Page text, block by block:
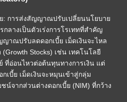
: การส่งสัญญาณปรับเปลี่ยนนโยบาย
กลางเป็นตัวเร่งการโรเททที่สำคัญ
ญาณปรับลดดอกเบี้ย เม็ดเงินจะไหล
Stocks) เช่น เทคโนโลยี
ที่อ่อนไหวต่อต้นทุนทางการเงิน แต่
เบี้ย เม็ดเงินจะหมุนเข้าสู่กลุ่ม
น์จากส่วนต่างดอกเบี้ย (NIM) ที่กว้าง